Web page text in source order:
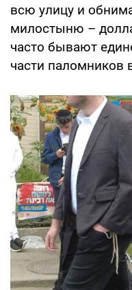
всю улицу и
милостыню –
часто бывают
части паломников